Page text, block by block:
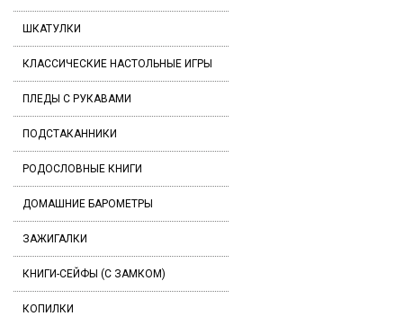
ШКАТУЛКИ
КЛАССИЧЕСКИЕ НАСТОЛЬНЫЕ ИГРЫ
ПЛЕДЫ С РУКАВАМИ
ПОДСТАКАННИКИ
РОДОСЛОВНЫЕ КНИГИ
ДОМАШНИЕ БАРОМЕТРЫ
ЗАЖИГАЛКИ
КНИГИ-СЕЙФЫ (С ЗАМКОМ)
КОПИЛКИ